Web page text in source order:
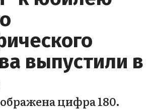
выпустили в
цифра 180.